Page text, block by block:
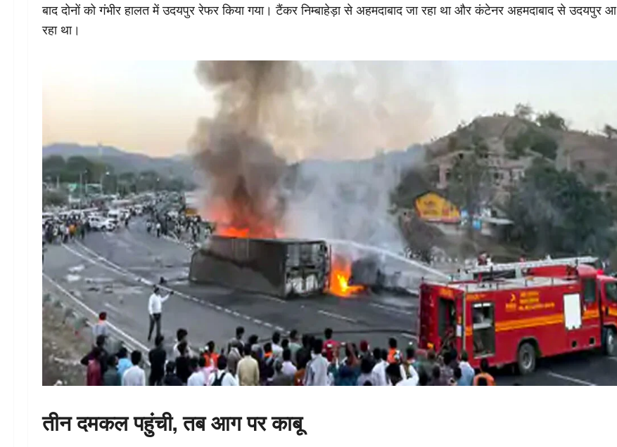
बाद दोनों को गंभीर हालत में उदयपुर रेफर किया गया। टैंकर निम्बाहेड़ा से अहमदाबाद जा रहा था और कंटेनर अहमदाबाद से उदयपुर आ
रहा था।
तीन दमकल पहुंची, तब आग पर काबू